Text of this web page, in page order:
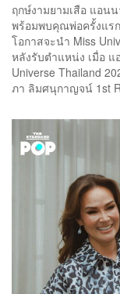
ฤกษ์งามยามเสือ แอน
พร้อมพบคุณพ่อครั้งแร
โอกาสจะนำ Miss
หลังรับตำแหน่ง เมื่อ แ
Universe Thailand
ภา ลิมศนุกาญจน์ 1st